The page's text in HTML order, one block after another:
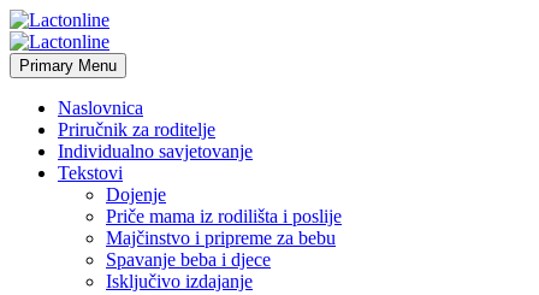
Primary Menu
Naslovnica
Priručnik za roditelje
Individualno savjetovanje
Tekstovi
Dojenje
Priče mama iz rodilišta i poslije
Majčinstvo i pripreme za bebu
Spavanje beba i djece
Isključivo izdajanje